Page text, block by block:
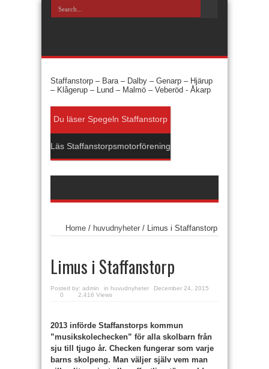
Staffanstorp – Bara – Dalby – Genarp – Hjärup
– Klågerup – Lund – Malmö – Veberöd - Åkarp
Du läser Spegeln Staffanstorp
Läs Staffanstorpsmotorförening
Home / huvudnyheter / Limus i Staffanstorp
Limus i Staffanstorp
Posted by: admin in huvudnyheter
December 24, 2015
0
2,416 Views
2013 införde Staffanstorps kommun
”musikskolechecken” för alla skolbarn från
sju till tjugo år. Checken fungerar som varje
barns skolpeng. Man väljer själv vem man